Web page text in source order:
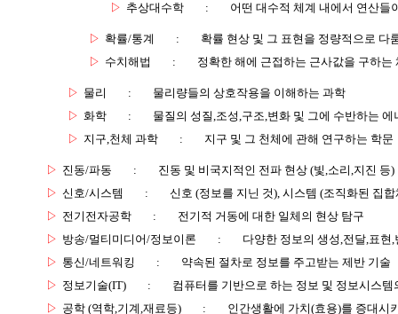
▷ 추상대수학 : 어떤 대수적 체계 내에서 연산들
▷ 확률/통계 :
확률 현상 및 그 표현을 정량적으로 다
▷ 수치해법 : 정확한 해에 근접하는 근사값을 구하는
▷ 물리 :
물리량들의 상호작용을 이해하는 과학
▷ 화학 :
물질의 성질,조성,구조,변화 및 그에 수반하는
▷ 지구,천체 과학 : 지구 및 그 천체에 관해 연구하는 학문
▷ 진동/파동 :
진동 및 비국지적인 전파 현상 (빛,소리,지진 등)
▷ 신호/시스템 :
신호 (정보를 지닌 것), 시스템 (조직화된 집합
▷ 전기전자공학 :
전기적 거동에 대한 일체의 현상 탐구
▷ 방송/멀티미디어/정보이론 :
다양한 정보의 생성,전달,표현
▷ 통신/네트워킹 :
약속된 절차로 정보를 주고받는 제반 기술
▷ 정보기술(IT) :
컴퓨터를 기반으로 하는 정보 및 정보시스템
▷ 공학 (역학,기계,재료등) : 인간생활에 가치(효용)를 증대시